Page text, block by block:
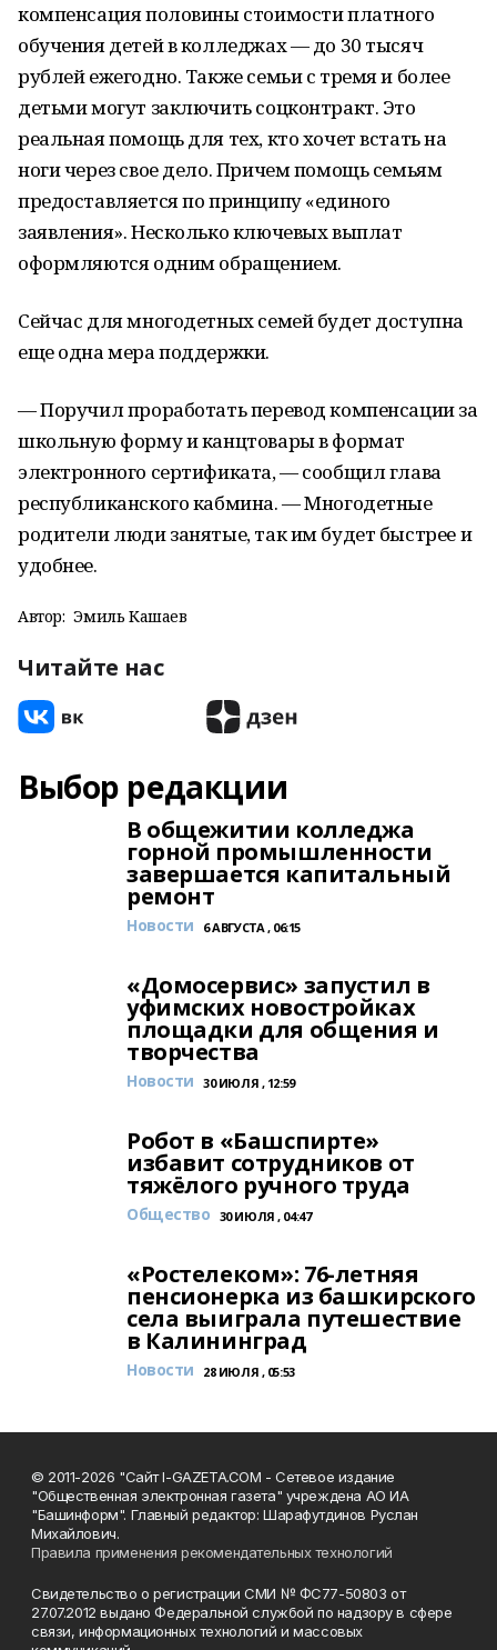
компенсация половины стоимости платного
обучения детей в колледжах — до 30 тысяч
рублей ежегодно. Также семьи с тремя и более
детьми могут заключить соцконтракт. Это
реальная помощь для тех, кто хочет встать на
ноги через свое дело. Причем помощь семьям
предоставляется по принципу «единого
заявления». Несколько ключевых выплат
оформляются одним обращением.
Сейчас для многодетных семей будет доступна
еще одна мера поддержки.
— Поручил проработать перевод компенсации за
школьную форму и канцтовары в формат
электронного сертификата, — сообщил глава
республиканского кабмина. — Многодетные
родители люди занятые, так им будет быстрее и
удобнее.
Автор: Эмиль Кашаев
Читайте нас
Выбор редакции
В общежитии колледжа
горной промышленности
завершается капитальный
ремонт
Новости 6 АВГУСТА , 06:15
«Домосервис» запустил в
уфимских новостройках
площадки для общения и
творчества
Новости 30 ИЮЛЯ , 12:59
Робот в «Башспирте»
избавит сотрудников от
тяжёлого ручного труда
Общество 30 ИЮЛЯ , 04:47
«Ростелеком»: 76-летняя
пенсионерка из башкирского
села выиграла путешествие
в Калининград
Новости 28 ИЮЛЯ , 05:53
© 2011-2026 "Сайт I-GAZETA.COM - Сетевое издание
"Общественная электронная газета" учреждена АО ИА
"Башинформ". Главный редактор: Шарафутдинов Руслан
Михайлович.
Правила применения рекомендательных технологий
Свидетельство о регистрации СМИ № ФС77-50803 от
27.07.2012 выдано Федеральной службой по надзору в сфере
связи, информационных технологий и массовых